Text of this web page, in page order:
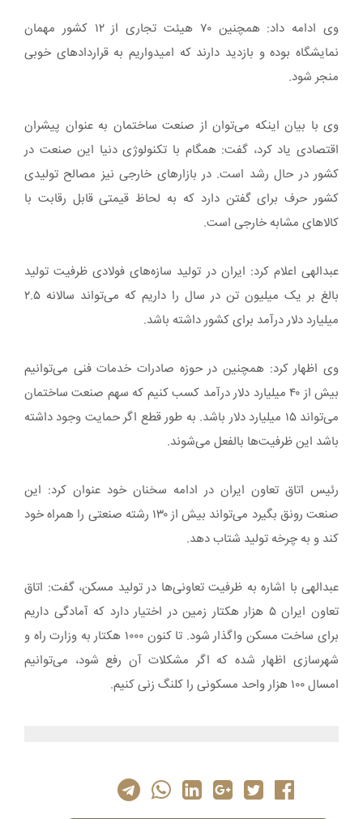
وی ادامه داد: همچنین ۷۰ هیئت تجاری از ۱۲ کشور مهمان
نمایشگاه بوده و بازدید دارند که امیدواریم به قراردادهای خوبی
منجر شود.
وی با بیان اینکه می‌توان از صنعت ساختمان به عنوان پیشران
اقتصادی یاد کرد، گفت: همگام با تکنولوژی دنیا این صنعت در
کشور در حال رشد است. در بازارهای خارجی نیز مصالح تولیدی
کشور حرف برای گفتن دارد که به لحاظ قیمتی قابل رقابت با
کالاهای مشابه خارجی است.
عبدالهی اعلام کرد: ایران در تولید سازه‌های فولادی ظرفیت تولید
بالغ بر یک میلیون تن در سال را داریم که می‌تواند سالانه ۲.۵
میلیارد دلار درآمد برای کشور داشته باشد.
وی اظهار کرد: همچنین در حوزه صادرات خدمات فنی می‌توانیم
بیش از ۴۰ میلیارد دلار درآمد کسب کنیم که سهم صنعت ساختمان
می‌تواند ۱۵ میلیارد دلار باشد. به طور قطع اگر حمایت وجود داشته
باشد این ظرفیت‌ها بالفعل می‌شوند.
رئیس اتاق تعاون ایران در ادامه سخنان خود عنوان کرد: این
صنعت رونق بگیرد می‌تواند بیش از ۱۳۰ رشته صنعتی را همراه خود
کند و به چرخه تولید شتاب دهد.
عبدالهی با اشاره به ظرفیت تعاونی‌ها در تولید مسکن، گفت: اتاق
تعاون ایران ۵ هزار هکتار زمین در اختیار دارد که آمادگی داریم
برای ساخت مسکن واگذار شود. تا کنون ۱۰۰۰ هکتار به وزارت راه و
شهرسازی اظهار شده که اگر مشکلات آن رفع شود، می‌توانیم
امسال ۱۰۰ هزار واحد مسکونی را کلنگ زنی کنیم.